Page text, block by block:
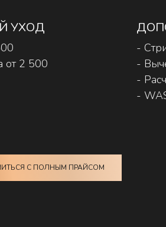
УХОД
от 2 500
-
-
-
-
С ПОЛНЫМ ПРАЙСОМ